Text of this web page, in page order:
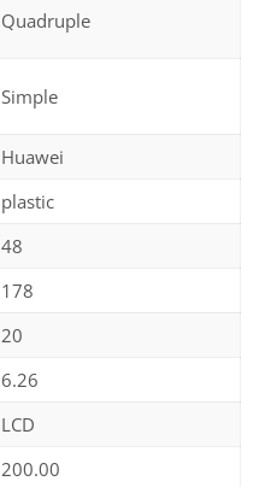
Quadruple
Simple
Huawei
plastic
48
178
20
6.26
LCD
200.00